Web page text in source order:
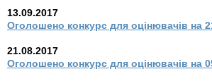
13.09.2017
Оголошено конкурс для оцінювачів на
21.08.2017
Оголошено конкурс для оцінювачів на